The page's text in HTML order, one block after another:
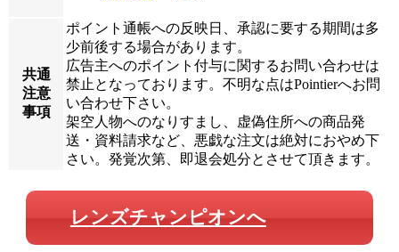
共通
注意
事項
ポイント通帳への反映日、承認に要する期間は多
少前後する場合があります。
広告主へのポイント付与に関するお問い合わせは
禁止となっております。不明な点はPointierへお問
い合わせ下さい。
架空人物へのなりすまし、虚偽住所への商品発
送・資料請求など、悪戯な注文は絶対におやめ下
さい。発覚次第、即退会処分とさせて頂きます。
レンズチャンピオンへ